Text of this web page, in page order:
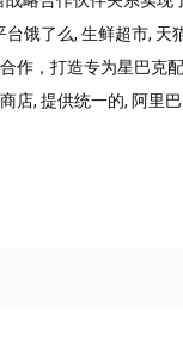
饿了么, 生鲜超市,
作，打造专为星巴克
店, 提供统一的, 阿里